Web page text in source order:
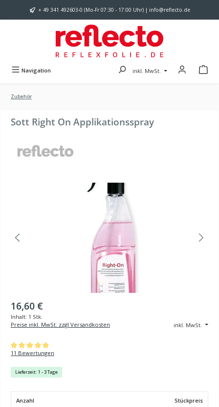
Zum Hauptinhalt springen
+ 49 341 492603-0 (Mo-Fr 07:30 - 17:00 Uhr) | info@reflecto.de
Navigation inkl. MwSt.
Zubehör
Sott Right On Applikationsspray
16,60 €
Inhalt: 1 Stk.
inkl. MwSt.
Preise inkl. MwSt. zzgl Versandkosten
Durchschnittliche Bewertung von 5 von 5 Sternen
11 Bewertungen
Lieferzeit: 1 - 3 Tage
Anzahl Stückpreis